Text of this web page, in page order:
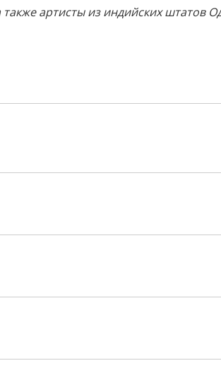
артисты из индийских штатов